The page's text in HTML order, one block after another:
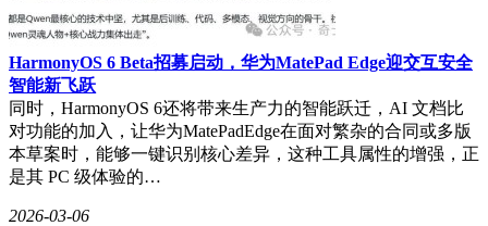
HarmonyOS 6 Beta招募启动，华为MatePad Edge迎交互安全
智能新飞跃
同时，HarmonyOS 6还将带来生产力的智能跃迁，AI 文档比
对功能的加入，让华为MatePadEdge在面对繁杂的合同或多版
本草案时，能够一键识别核心差异，这种工具属性的增强，正
是其 PC 级体验的…
2026-03-06